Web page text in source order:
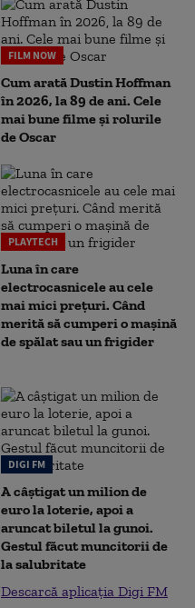
FILM NOW
Cum arată Dustin Hoffman
în 2026, la 89 de ani. Cele
mai bune filme și rolurile
de Oscar
PLAYTECH
Luna în care
electrocasnicele au cele
mai mici prețuri. Când
merită să cumperi o mașină
de spălat sau un frigider
DIGI FM
A câștigat un milion de
euro la loterie, apoi a
aruncat biletul la gunoi.
Gestul făcut muncitorii de
la salubritate
Descarcă aplicația Digi FM